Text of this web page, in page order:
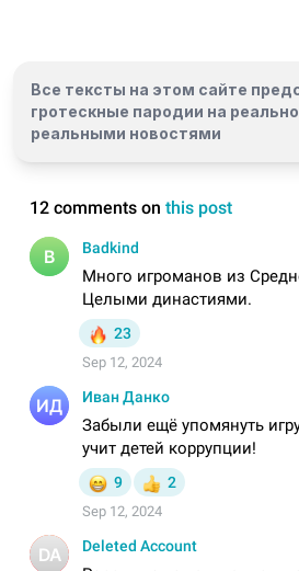
Все тексты на этом сайте
гротескные пародии на
реальными новостями